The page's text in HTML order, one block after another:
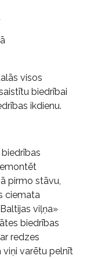
visos
biedrībai
ikdienu.
pirmo stāvu,
ciemata
viļņa»
biedrības
redzes
viņi varētu pelnīt